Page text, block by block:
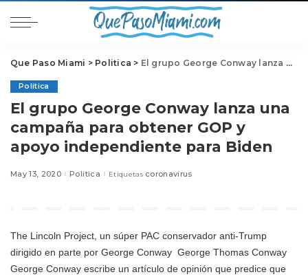
Que Paso Miami > Politica > El grupo George Conway lanza una campaña para obtener GOP y apoyo independiente para Biden
Politica
El grupo George Conway lanza una
campaña para obtener GOP y
apoyo independiente para Biden
May 13, 2020 Politica Etiquetas coronavirus
The Lincoln Project, un súper PAC conservador anti-Trump
dirigido en parte por George Conway George Thomas Conway
George Conway escribe un artículo de opinión que predice que